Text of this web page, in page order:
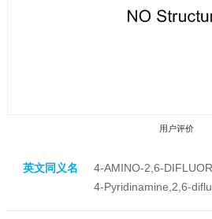
用户评价
英文同义名
4-AMINO-2,6-
4-Pyridinamine,2,6-